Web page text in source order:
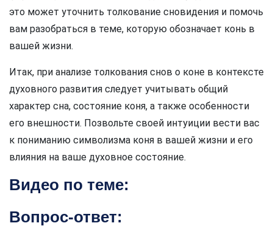
это может уточнить толкование сновидения и помочь
вам разобраться в теме, которую обозначает конь в
вашей жизни.
Итак, при анализе толкования снов о коне в контексте
духовного развития следует учитывать общий
характер сна, состояние коня, а также особенности
его внешности. Позвольте своей интуиции вести вас
к пониманию символизма коня в вашей жизни и его
влияния на ваше духовное состояние.
Видео по теме:
Вопрос-ответ: